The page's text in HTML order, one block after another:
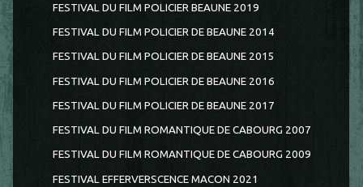
FESTIVAL DU FILM POLICIER BEAUNE 2019
FESTIVAL DU FILM POLICIER DE BEAUNE 2014
FESTIVAL DU FILM POLICIER DE BEAUNE 2015
FESTIVAL DU FILM POLICIER DE BEAUNE 2016
FESTIVAL DU FILM POLICIER DE BEAUNE 2017
FESTIVAL DU FILM ROMANTIQUE DE CABOURG 2007
FESTIVAL DU FILM ROMANTIQUE DE CABOURG 2009
FESTIVAL EFFERVERSCENCE MACON 2021